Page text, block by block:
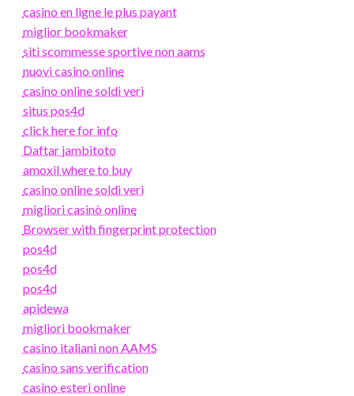
casino en ligne le plus payant
miglior bookmaker
siti scommesse sportive non aams
nuovi casino online
casino online soldi veri
situs pos4d
click here for info
Daftar jambitoto
amoxil where to buy
casino online soldi veri
migliori casinò online
Browser with fingerprint protection
pos4d
pos4d
pos4d
apidewa
migliori bookmaker
casino italiani non AAMS
casino sans verification
casino esteri online